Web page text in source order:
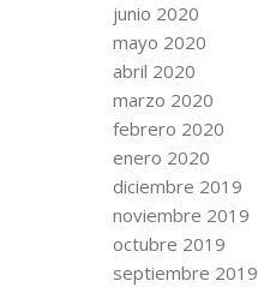
junio 2020
mayo 2020
abril 2020
marzo 2020
febrero 2020
enero 2020
diciembre 2019
noviembre 2019
octubre 2019
septiembre 2019